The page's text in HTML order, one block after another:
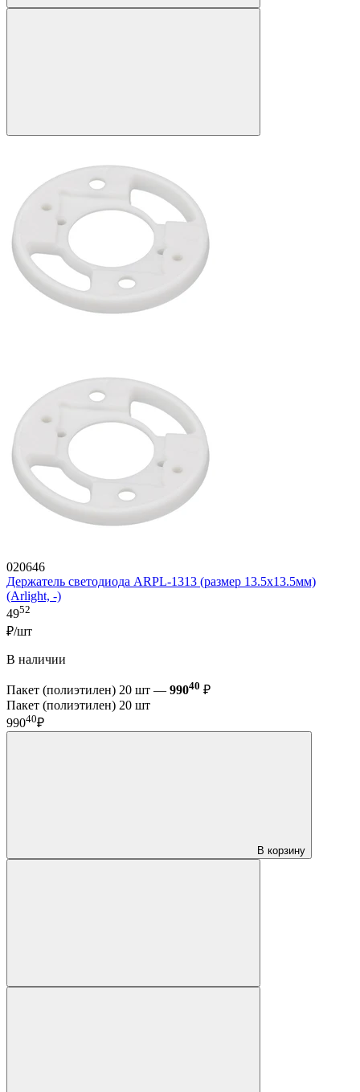
020646
Держатель светодиода ARPL-1313 (размер 13.5x13.5мм)
(Arlight, -)
4952
₽/шт
В наличии
Пакет (полиэтилен) 20 шт — 99040 ₽
Пакет (полиэтилен) 20 шт
99040₽
В корзину